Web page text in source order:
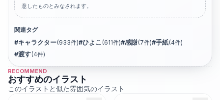
意したものとみなされます。
関連タグ
#キャラクター(933件)#ひよこ (611件)#感謝(7件)#手紙(4件)
#渡す(4件)
RECOMMEND
おすすめのイラスト
このイラストと似た雰囲気のイラスト